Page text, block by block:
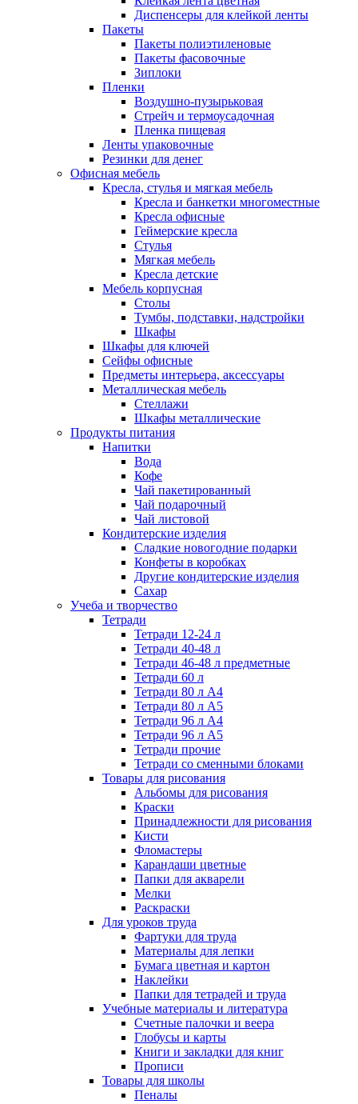
Диспенсеры для клейкой ленты
Пакеты
Пакеты полиэтиленовые
Пакеты фасовочные
Зиплоки
Пленки
Воздушно-пузырьковая
Стрейч и термоусадочная
Пленка пищевая
Ленты упаковочные
Резинки для денег
Офисная мебель
Кресла, стулья и мягкая мебель
Кресла и банкетки многоместные
Кресла офисные
Геймерские кресла
Стулья
Мягкая мебель
Кресла детские
Мебель корпусная
Столы
Тумбы, подставки, надстройки
Шкафы
Шкафы для ключей
Сейфы офисные
Предметы интерьера, аксессуары
Металлическая мебель
Стеллажи
Шкафы металлические
Продукты питания
Напитки
Вода
Кофе
Чай пакетированный
Чай подарочный
Чай листовой
Кондитерские изделия
Сладкие новогодние подарки
Конфеты в коробках
Другие кондитерские изделия
Сахар
Учеба и творчество
Тетради
Тетради 12-24 л
Тетради 40-48 л
Тетради 46-48 л предметные
Тетради 60 л
Тетради 80 л А4
Тетради 80 л А5
Тетради 96 л А4
Тетради 96 л А5
Тетради прочие
Тетради со сменными блоками
Товары для рисования
Альбомы для рисования
Краски
Принадлежности для рисования
Кисти
Фломастеры
Карандаши цветные
Папки для акварели
Мелки
Раскраски
Для уроков труда
Фартуки для труда
Материалы для лепки
Бумага цветная и картон
Наклейки
Папки для тетрадей и труда
Учебные материалы и литература
Счетные палочки и веера
Глобусы и карты
Книги и закладки для книг
Прописи
Товары для школы
Пеналы